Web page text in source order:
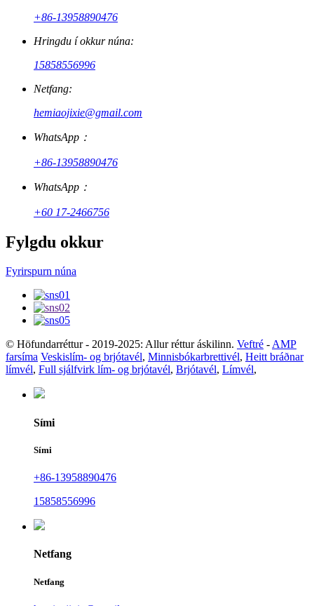
+86-13958890476
Hringdu í okkur núna:
15858556996
Netfang:
hemiaojixie@gmail.com
WhatsApp：
+86-13958890476
WhatsApp：
+60 17-2466756
Fylgdu okkur
Fyrirspurn núna
© Höfundarréttur - 2019-2025: Allur réttur áskilinn. Veftré -AMP
farsíma Veskislím- og brjótavél, Minnisbókarbrettivél, Heitt bráðnar
límvél, Full sjálfvirk lím- og brjótavél, Brjótavél, Límvél,
Sími
Sími
+86-13958890476
15858556996
Netfang
Netfang